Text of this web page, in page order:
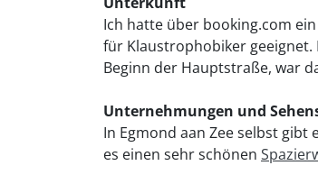
Ich hatte über booking.com
für Klaustrophobiker geeignet.
Beginn der Hauptstraße, war
Unternehmungen und
In Egmond aan Zee selbst
es einen sehr schönen